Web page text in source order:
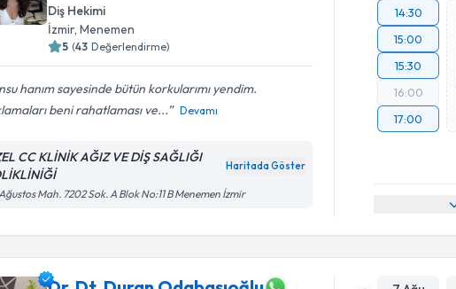
Diş Hekimi
İzmir, Menemen
5 (43 Değerlendirme)
hanım sayesinde bütün korkularımı yendim.
beni rahatlaması ve...
Devamı
CC KLİNİK AĞIZ VE DİŞ SAĞLIĞI
Haritada Göster
Mah. 7202 Sok. A Blok No:11 B Menemen İzmir
14:30
15:00
15:30
16:00
17:00